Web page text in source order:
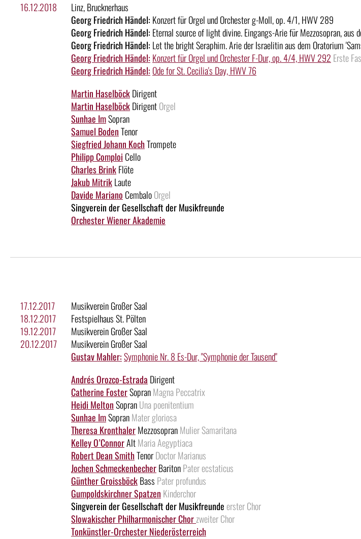
16.12.2018
Linz, Brucknerhaus
Georg Friedrich Händel: Konzert für Orgel und Orchester g-Moll, op. 4/1, HWV 289
Georg Friedrich Händel: Eternal source of light divine. Eingangs-Arie für Mezzosopran, aus
Georg Friedrich Händel: Let the bright Seraphim. Arie der Israelitin aus dem Oratorium
Georg Friedrich Händel: Konzert für Orgel und Orchester F-Dur, op. 4/4, HWV 292 Erste
Georg Friedrich Händel: Ode for St. Cecilia's Day, HWV 76
Martin HaselböckDirigent
Martin HaselböckDirigentOrgel
Sunhae ImSopran
Samuel BodenTenor
Siegfried Johann KochTrompete
Philipp Comploi Cello
Charles BrinkFlöte
Jakub MitrikLaute
Davide Mariano CembaloOrgel
Singverein der Gesellschaft der Musikfreunde
Orchester Wiener Akademie
17.12.2017
Musikverein Großer Saal
18.12.2017
Festspielhaus St. Pölten
19.12.2017
Musikverein Großer Saal
20.12.2017
Musikverein Großer Saal
Gustav Mahler:Symphonie Nr. 8 Es-Dur, "Symphonie der Tausend"
Andrés Orozco-Estrada Dirigent
Catherine FosterSopranMagna Peccatrix
Heidi MeltonSopranUna poenitentium
Sunhae ImSopranMater gloriosa
Theresa KronthalerMezzosopranMulier Samaritana
Kelley O’ConnorAltMaria Aegyptiaca
Robert Dean SmithTenorDoctor Marianus
Jochen SchmeckenbecherBaritonPater ecstaticus
Günther GroissböckBass Pater profundus
Gumpoldskirchner Spatzen Kinderchor
Singverein der Gesellschaft der Musikfreunde erster Chor
Slowakischer Philharmonischer Chorzweiter Chor
Tonkünstler-Orchester Niederösterreich